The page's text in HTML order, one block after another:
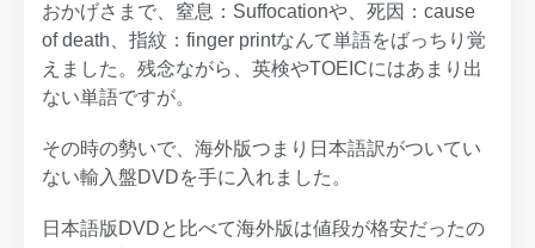
おかげさまで、窒息：Suffocationや、死因：cause
of death、指紋：finger printなんて単語をばっちり覚
えました。残念ながら、英検やTOEICにはあまり出
ない単語ですが。
その時の勢いで、海外版つまり日本語訳がついてい
ない輸入盤DVDを手に入れました。
日本語版DVDと比べて海外版は値段が格安だったの